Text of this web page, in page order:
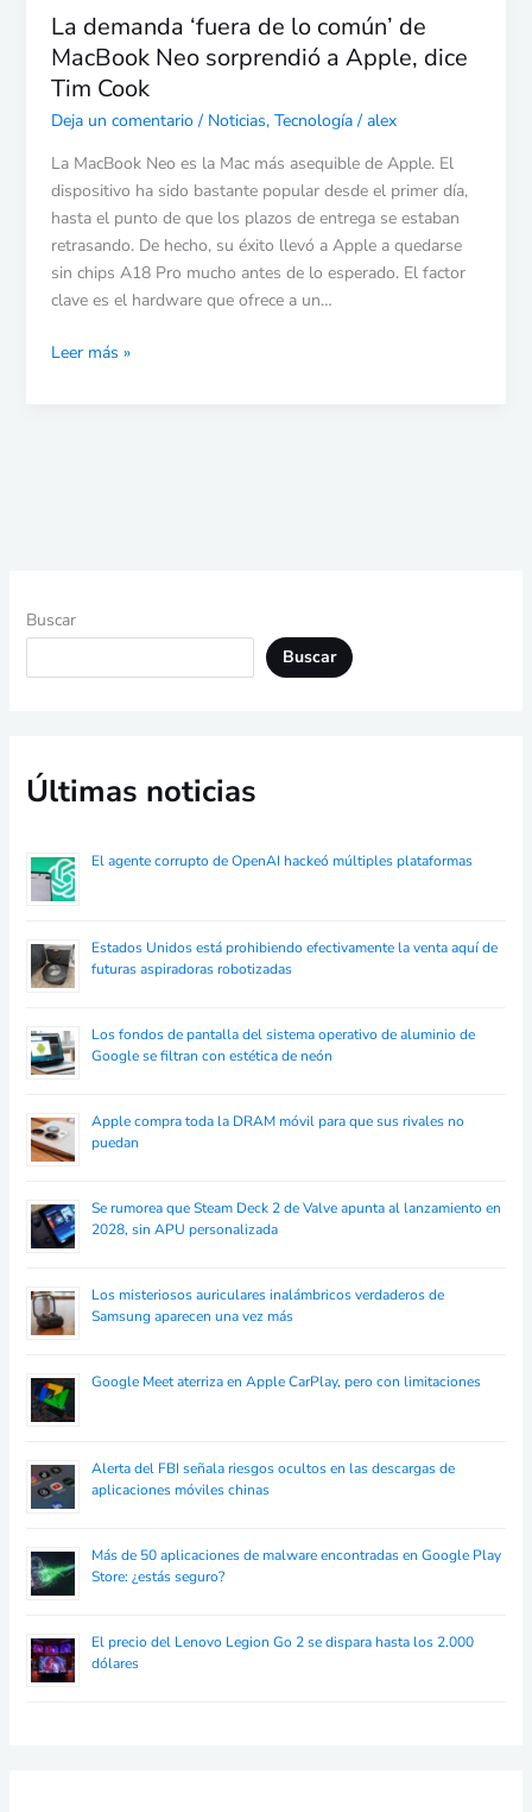
La demanda ‘fuera de lo común’ de
MacBook Neo sorprendió a Apple, dice
Tim Cook
Deja un comentario / Noticias, Tecnología/ alex
La MacBook Neo es la Mac más asequible de Apple. El
dispositivo ha sido bastante popular desde el primer día,
hasta el punto de que los plazos de entrega se estaban
retrasando. De hecho, su éxito llevó a Apple a quedarse
sin chips A18 Pro mucho antes de lo esperado. El factor
clave es el hardware que ofrece a un…
Tim
Cook
Leer más »
Buscar
Buscar
Últimas noticias
El agente corrupto de OpenAI hackeó múltiples plataformas
Estados Unidos está prohibiendo efectivamente la venta aquí de
futuras aspiradoras robotizadas
Los fondos de pantalla del sistema operativo de aluminio de
Google se filtran con estética de neón
Apple compra toda la DRAM móvil para que sus rivales no
puedan
Se rumorea que Steam Deck 2 de Valve apunta al lanzamiento en
2028, sin APU personalizada
Los misteriosos auriculares inalámbricos verdaderos de
Samsung aparecen una vez más
Google Meet aterriza en Apple CarPlay, pero con limitaciones
Alerta del FBI señala riesgos ocultos en las descargas de
aplicaciones móviles chinas
Más de 50 aplicaciones de malware encontradas en Google Play
Store: ¿estás seguro?
El precio del Lenovo Legion Go 2 se dispara hasta los 2.000
dólares